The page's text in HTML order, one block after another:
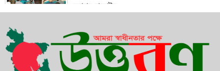
দূতাবাস বাহরাইন
কামনায় বাহরাইনে দোয়া মাহফিল অনুষ্ঠিত
১২ বছরের সফল যাত্রা শেষে ১৩ বছরে পদার্পণ